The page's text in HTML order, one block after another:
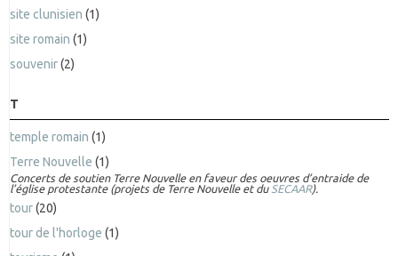
site clunisien (1)
site romain (1)
souvenir(2)
T
temple romain (1)
Terre Nouvelle (1)
Concerts de soutien Terre Nouvelle en faveur des oeuvres d’entraide de
l’église protestante (projets de Terre Nouvelle et du SECAAR).
tour(20)
tour de l'horloge (1)